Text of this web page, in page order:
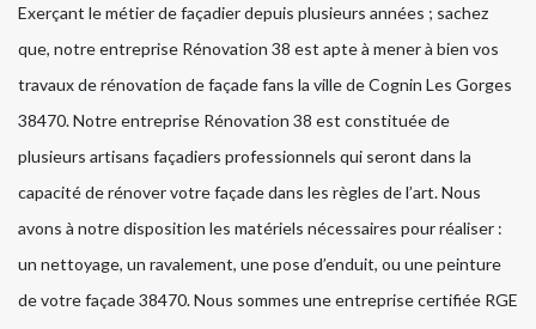
Exerçant le métier de façadier depuis plusieurs années ; sachez
que, notre entreprise Rénovation 38 est apte à mener à bien vos
travaux de rénovation de façade fans la ville de Cognin Les Gorges
38470. Notre entreprise Rénovation 38 est constituée de
plusieurs artisans façadiers professionnels qui seront dans la
capacité de rénover votre façade dans les règles de l’art. Nous
avons à notre disposition les matériels nécessaires pour réaliser :
un nettoyage, un ravalement, une pose d’enduit, ou une peinture
de votre façade 38470. Nous sommes une entreprise certifiée RGE